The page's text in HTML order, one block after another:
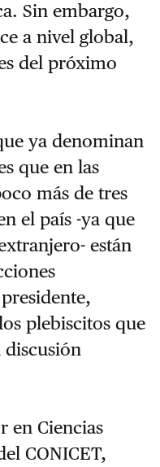
Sin embargo,
a nivel global,
del próximo
ya denominan
que en las
más de tres
el país -ya que
están
plebiscitos que
discusión
en Ciencias
CONICET,